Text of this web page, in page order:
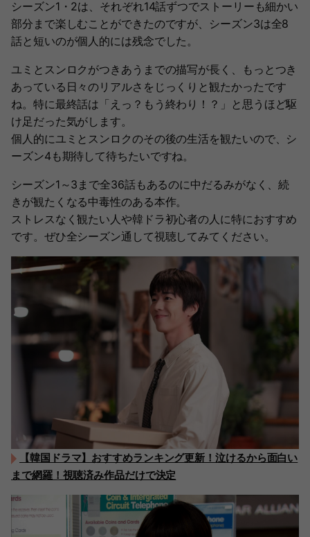
シーズン1・2は、それぞれ14話ずつでストーリーも細かい
部分まで楽しむことができたのですが、シーズン3は全8
話と短いのが個人的には残念でした。
ユミとスンロクがつきあうまでの描写が長く、もっとつき
あっている日々のリアルさをじっくりと観たかったです
ね。特に最終話は「えっ？もう終わり！？」と思うほど駆
け足だった気がします。
個人的にユミとスンロクのその後の生活を観たいので、シ
ーズン4も期待して待ちたいですね。
シーズン1～3まで全36話もあるのに中だるみがなく、続
きが観たくなる中毒性のある本作。
ストレスなく観たい人や韓ドラ初心者の人に特におすすめ
です。ぜひ全シーズン通して視聴してみてください。
【韓国ドラマ】おすすめランキング更新！泣けるから面白い
まで網羅！視聴済み作品だけで決定